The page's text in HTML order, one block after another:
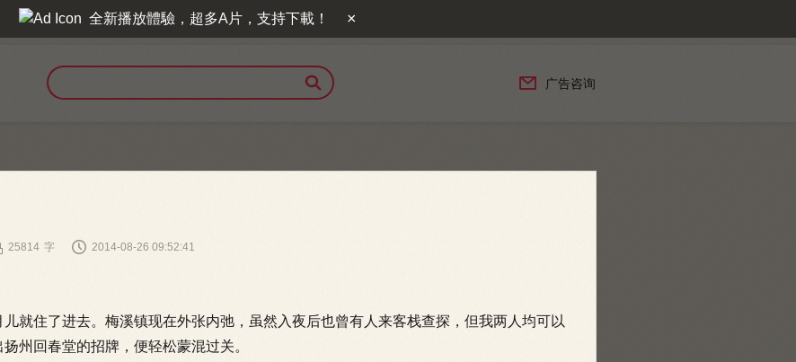
全新播放體驗，超多A片，支持下載！ ×
  广告咨询
25814 字  2014-08-26 09:52:41
住了进去。梅溪镇现在外张内弛，虽然入夜后也曾有人来客栈查探，但我两人均可以
州回春堂的招牌，便轻松蒙混过关。